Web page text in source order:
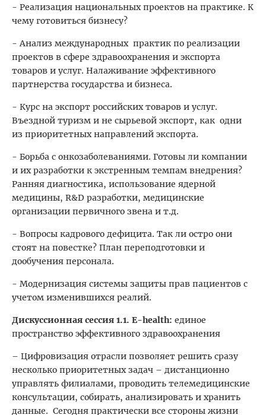
- Реализация национальных проектов на практике. К
чему готовиться бизнесу?
- Анализ международных практик по реализации
проектов в сфере здравоохранения и экспорта
товаров и услуг. Налаживание эффективного
партнерства государства и бизнеса.
- Курс на экспорт российских товаров и услуг.
Въездной туризм и не сырьевой экспорт, как одни
из приоритетных направлений экспорта.
- Борьба с онкозаболеваниями. Готовы ли компании
и их разработки к экстренным темпам внедрения?
Ранняя диагностика, использование ядерной
медицины, R&D разработки, медицинские
организации первичного звена и т.д.
- Вопросы кадрового дефицита. Так ли остро они
стоят на повестке? План переподготовки и
дообучения персонала.
- Модернизация системы защиты прав пациентов с
учетом изменившихся реалий.
Дискуссионная сессия 1.1. E-health: единое
пространство эффективного здравоохранения
– Цифровизация отрасли позволяет решить сразу
несколько приоритетных задач – дистанционно
управлять филиалами, проводить телемедицинские
консультации, собирать, анализировать и хранить
данные. Сегодня практически все стороны жизни